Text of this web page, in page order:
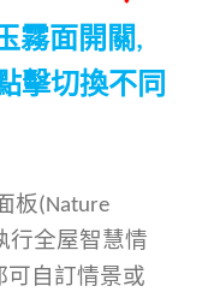
霧面開關,
擊切換不同
板(Nature
行全屋智慧情
可自訂情景或